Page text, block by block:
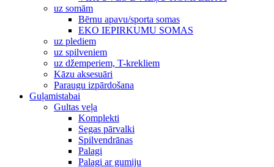
uz somām
Bērnu apavu/sporta somas
EKO IEPIRKUMU SOMAS
uz plediem
uz spilveniem
uz džemperiem, T-krekliem
Kāzu aksesuāri
Paraugu izpārdošana
Guļamistabai
Gultas veļa
Komplekti
Segas pārvalki
Spilvendrānas
Palagi
Palagi ar gumiju